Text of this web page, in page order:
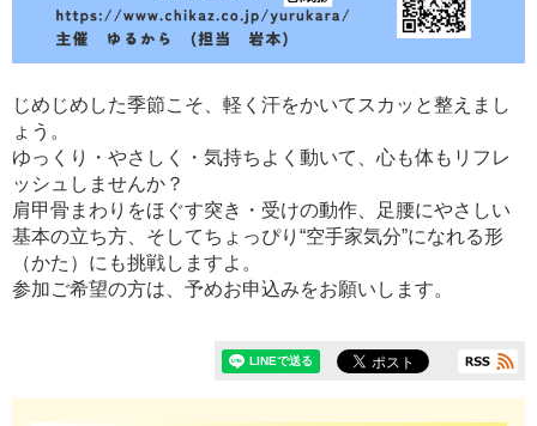
じめじめした季節こそ、軽く汗をかいてスカッと整えまし
ょう。
ゆっくり・やさしく・気持ちよく動いて、心も体もリフレ
ッシュしませんか？
肩甲骨まわりをほぐす突き・受けの動作、足腰にやさしい
基本の立ち方、そしてちょっぴり“空手家気分”になれる形
（かた）にも挑戦しますよ。
参加ご希望の方は、予めお申込みをお願いします。